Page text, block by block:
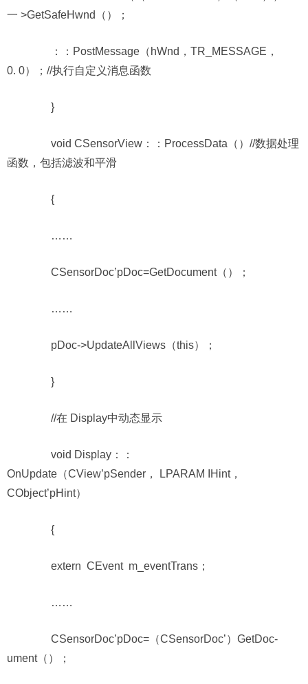
一 >GetSafeHwnd（）；
：：PostMessage（hWnd，TR_MESSAGE，
0. 0）；//执行自定义消息函数
}
void CSensorView：：ProcessData（）//数据处理
函数，包括滤波和平滑
{
……
CSensorDoc’pDoc=GetDocument（）；
……
pDoc->UpdateAllViews（this）；
}
//在 Display中动态显示
void Display：：
OnUpdate（CView’pSender， LPARAM IHint，
CObject’pHint）
{
extern CEvent m_eventTrans；
……
CSensorDoc’pDoc=（CSensorDoc’）GetDoc-
ument（）；